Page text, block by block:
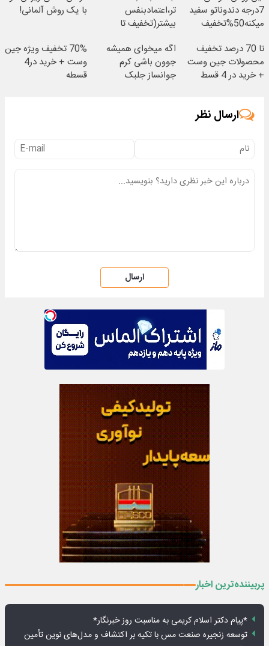
7درجه دندوناتو سفید
میکنه50%تخفیف
تر،اعتمادبنفس
بیشتر(تخفیف تا
با یک روش آلمانی!
تا 70 درصد تخفیف
محصولات جین وست
+ خرید در 4 قسط
اگه میخوای همیشه
جوون باشی کرم
جوانساز جلبک
70% تخفیف ویژه جین
وست + خرید در4
قسطه
ارسال نظر
ارسال
پربیننده‌ترین اخبار
*پیام دکتر اسلام کریمی به مناسبت روز خبرنگار*
توسعه زنجیره صنعت مس با تکیه بر اکتشاف و مدل‌های نوین تأمین